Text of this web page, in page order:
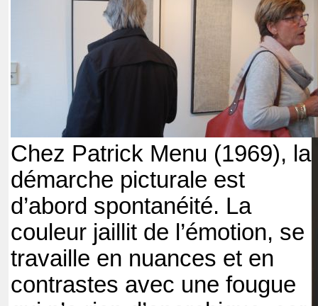
Chez Patrick Menu (1969), la
démarche picturale est
d’abord spontanéité. La
couleur jaillit de l’émotion, se
travaille en nuances et en
contrastes avec une fougue